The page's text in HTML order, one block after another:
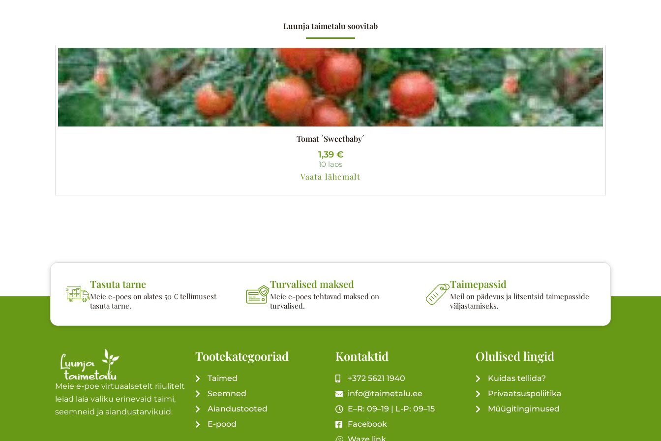
Luunja taimetalu soovitab
Tomat ´Sweetbaby´
1,39 €
10 laos
Vaata lähemalt
Tasuta tarne
Meie e-poes on alates 50 € tellimusest
tasuta tarne.
Turvalised maksed
Meie e-poes tehtavad maksed on
turvalised.
Taimepassid
Meil on pädevus ja litsentsid taimepasside
väljastamiseks.
Meie e-poe virtuaalsetelt riiulitelt
leiad laia valiku erinevaid taimi,
seemneid ja aiandustarvikuid.
Tootekategooriad
Taimed
Seemned
Aiandustooted
E-pood
Kontaktid
+372 5621 1940
info@taimetalu.ee
E–R: 09–19 | L-P: 09–15
Facebook
Olulised lingid
Kuidas tellida?
Privaatsuspoliitika
Müügitingimused